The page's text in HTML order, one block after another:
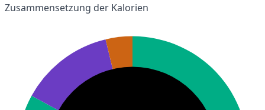
Zusammensetzung der Kalorien